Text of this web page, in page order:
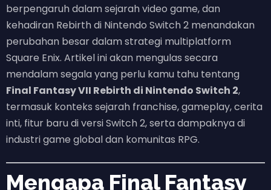
berpengaruh dalam sejarah video game, dan
kehadiran Rebirth di Nintendo Switch 2 menandakan
perubahan besar dalam strategi multiplatform
Square Enix. Artikel ini akan mengulas secara
mendalam segala yang perlu kamu tahu tentang
Final Fantasy VII Rebirth di Nintendo Switch 2,
termasuk konteks sejarah franchise, gameplay, cerita
inti, fitur baru di versi Switch 2, serta dampaknya di
industri game global dan komunitas RPG.
Mengapa Final Fantasy